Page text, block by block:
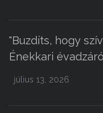
"Buzdíts, hogy
Énekkari
július 13, 2026